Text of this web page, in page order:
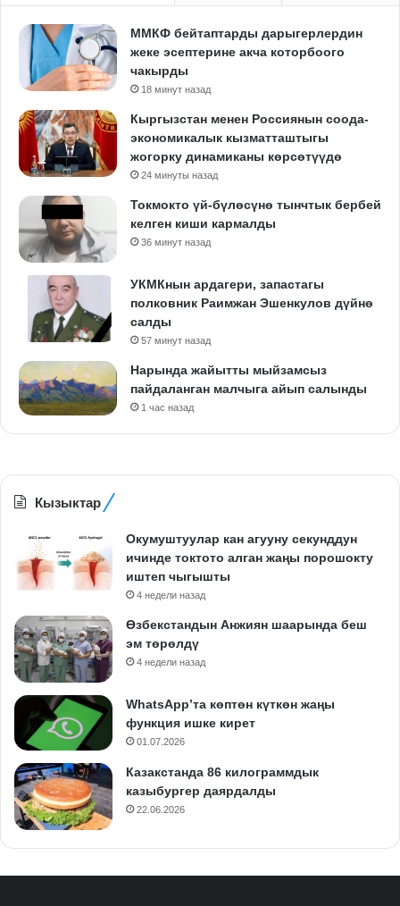
ММКФ бейтаптарды дарыгерлердин
жеке эсептерине акча которбоого
чакырды
18 минут назад
Кыргызстан менен Россиянын соода-
экономикалык кызматташтыгы
жогорку динамиканы көрсөтүүдө
24 минуты назад
Токмокто үй-бүлөсүнө тынчтык бербей
келген киши кармалды
36 минут назад
УКМКнын ардагери, запастагы
полковник Раимжан Эшенкулов дүйнө
салды
57 минут назад
Нарында жайытты мыйзамсыз
пайдаланган малчыга айып салынды
1 час назад
Кызыктар
Окумуштуулар кан агууну секунддун
ичинде токтото алган жаңы порошокту
иштеп чыгышты
4 недели назад
Өзбекстандын Анжиян шаарында беш
эм төрөлдү
4 недели назад
WhatsApp’та көптөн күткөн жаңы
функция ишке кирет
01.07.2026
Казакстанда 86 килограммдык
казыбургер даярдалды
22.06.2026